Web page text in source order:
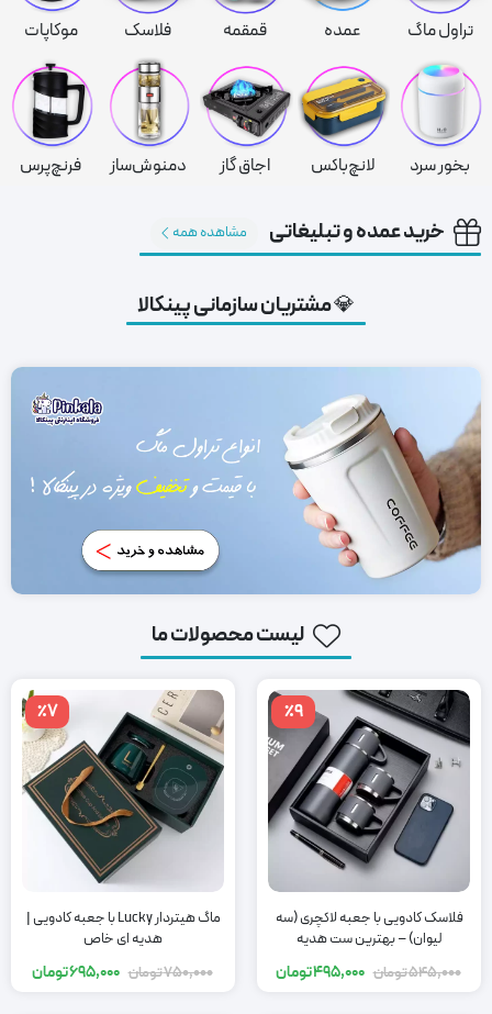
تراول ماگ عمده قمقمه فلاسک موکاپات
بخور سرد لانچ‌باکس اجاق گاز دمنوش‌ساز فرنچ‌پرس
خرید عمده و تبلیغاتی مشاهده همه
💎 مشتریان سازمانی پینکالا
لیست محصولات ما
٪9
فلاسک کادویی با جعبه لاکچری (سه
لیوان) – بهترین ست هدیه
545,000تومان 495,000تومان
٪7
ماگ هیتردار Lucky با جعبه کادویی |
هدیه ای خاص
750,000تومان 695,000تومان